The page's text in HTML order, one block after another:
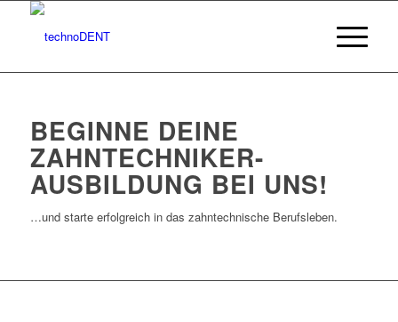
BEGINNE DEINE
ZAHNTECHNIKER-
AUSBILDUNG BEI UNS!
…und starte erfolgreich in das zahntechnische Berufsleben.